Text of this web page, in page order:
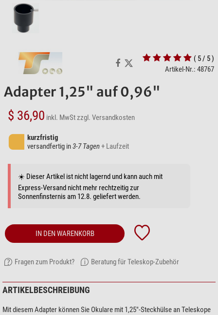
( 5 / 5 )
Artikel-Nr.: 48767
Adapter 1,25" auf 0,96"
$ 36,90 inkl. MwStzzgl. Versandkosten
kurzfristig
versandfertig in3-7 Tagen+ Laufzeit
☀️ Dieser Artikel ist nicht lagernd und kann auch mit
Express-Versand nicht mehr rechtzeitig zur
Sonnenfinsternis am 12.8. geliefert werden.
IN DEN WARENKORB
Fragen zum Produkt? Beratung für Teleskop-Zubehör
ARTIKELBESCHREIBUNG
Mit diesem Adapter können Sie Okulare mit 1,25"-Steckhülse an Teleskope